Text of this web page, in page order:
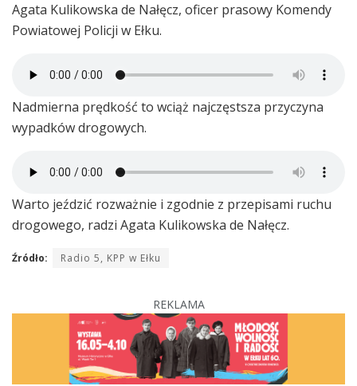
Agata Kulikowska de Nałęcz, oficer prasowy Komendy
Powiatowej Policji w Ełku.
Nadmierna prędkość to wciąż najczęstsza przyczyna
wypadków drogowych.
Warto jeździć rozważnie i zgodnie z przepisami ruchu
drogowego, radzi Agata Kulikowska de Nałęcz.
Źródło: Radio 5, KPP w Ełku
REKLAMA